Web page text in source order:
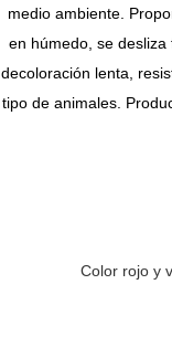
medio ambiente.
en húmedo, se
decoloración lenta,
tipo de animales.
Color rojo y